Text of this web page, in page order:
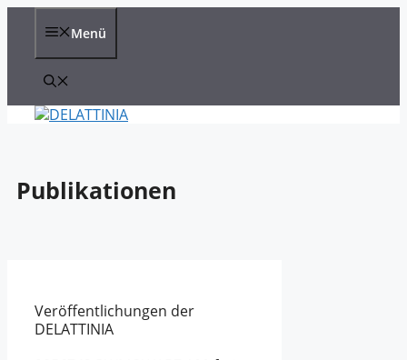
Zum
Menü
Publikationen
Veröffentlichungen der
DELATTINIA